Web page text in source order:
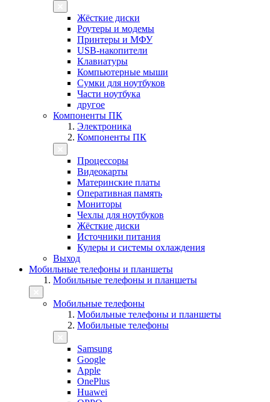
Жёсткие диски
Роутеры и модемы
Принтеры и МФУ
USB-накопители
Клавиатуры
Компьютерные мыши
Сумки для ноутбуков
Части ноутбука
другое
Компоненты ПК
Электроника
Компоненты ПК
Процессоры
Видеокарты
Материнские платы
Оперативная память
Мониторы
Чехлы для ноутбуков
Жёсткие диски
Источники питания
Кулеры и системы охлаждения
Выход
Мобильные телефоны и планшеты
Мобильные телефоны и планшеты
Мобильные телефоны
Мобильные телефоны и планшеты
Мобильные телефоны
Samsung
Google
Apple
OnePlus
Huawei